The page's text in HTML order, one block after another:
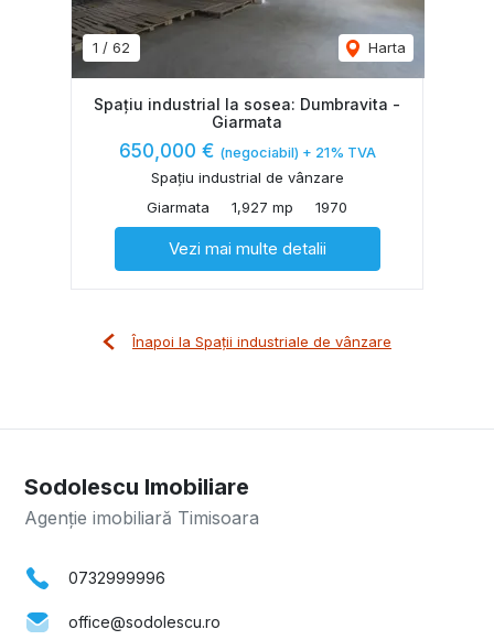
1 / 62 Harta
Spațiu industrial la sosea: Dumbravita -
Giarmata
650,000 € (negociabil) + 21% TVA
Spațiu industrial de vânzare
Giarmata
1,927 mp 1970
Vezi mai multe detalii
Înapoi la Spații industriale de vânzare
Sodolescu Imobiliare
Agenție imobiliară Timisoara
0732999996
office@sodolescu.ro